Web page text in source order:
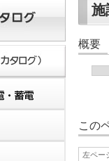
施
概要
この
左ペー